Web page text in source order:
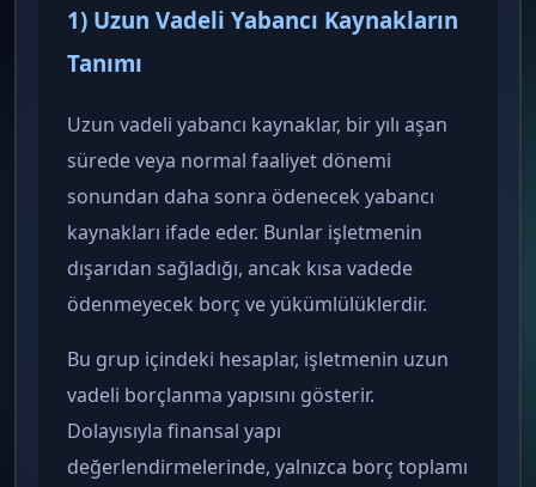
1) Uzun Vadeli Yabancı Kaynakların
Tanımı
Uzun vadeli yabancı kaynaklar, bir yılı aşan
sürede veya normal faaliyet dönemi
sonundan daha sonra ödenecek yabancı
kaynakları ifade eder. Bunlar işletmenin
dışarıdan sağladığı, ancak kısa vadede
ödenmeyecek borç ve yükümlülüklerdir.
Bu grup içindeki hesaplar, işletmenin uzun
vadeli borçlanma yapısını gösterir.
Dolayısıyla finansal yapı
değerlendirmelerinde, yalnızca borç toplamı